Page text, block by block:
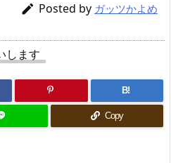
 Posted by ガッツかよめ
します
B!
Copy